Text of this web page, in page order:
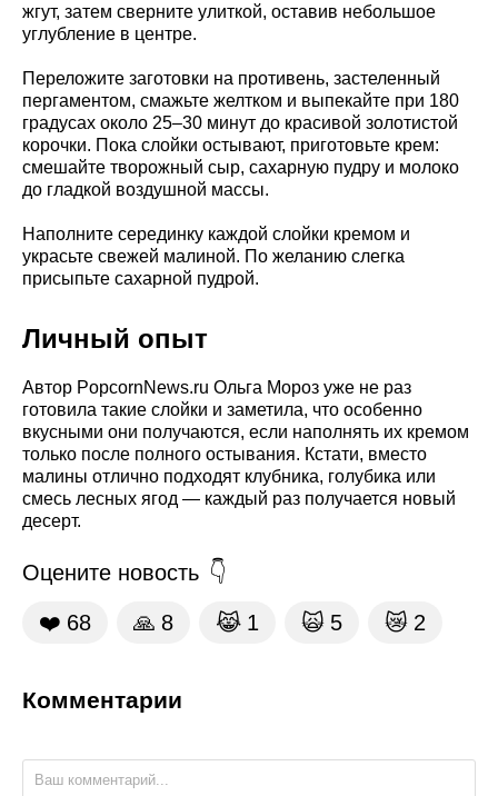
жгут, затем сверните улиткой, оставив небольшое
углубление в центре.
Переложите заготовки на противень, застеленный
пергаментом, смажьте желтком и выпекайте при 180
градусах около 25–30 минут до красивой золотистой
корочки. Пока слойки остывают, приготовьте крем:
смешайте творожный сыр, сахарную пудру и молоко
до гладкой воздушной массы.
Наполните серединку каждой слойки кремом и
украсьте свежей малиной. По желанию слегка
присыпьте сахарной пудрой.
Личный опыт
Автор PopcornNews.ru Ольга Мороз уже не раз
готовила такие слойки и заметила, что особенно
вкусными они получаются, если наполнять их кремом
только после полного остывания. Кстати, вместо
малины отлично подходят клубника, голубика или
смесь лесных ягод — каждый раз получается новый
десерт.
Оцените новость
❤️ 68 🙏 8 😹 1 🙀 5 😿 2
Комментарии